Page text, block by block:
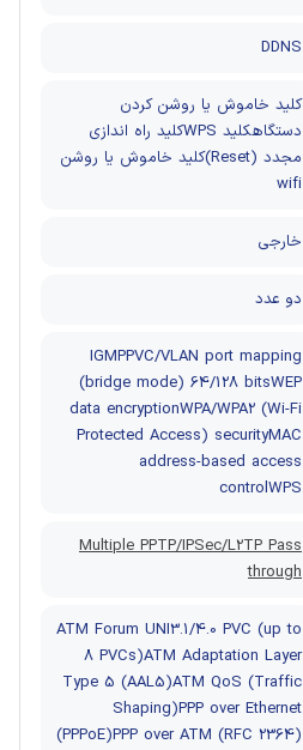
DDNS
کلید خاموش یا روشن کردن
دستگاهکلید WPSکلید راه‌ اندازی
مجدد (Reset)کلید خاموش یا روشن
wifi
خارجی
دو عدد
IGMPPVC/VLAN port mapping
(bridge mode) 64/128 bitsWEP
data encryptionWPA/WPA2 (Wi-Fi
Protected Access) securityMAC
address-based access
controlWPS
Multiple PPTP/IPSec/L2TP Pass
through
ATM Forum UNI3.1/4.0 PVC (up to
8 PVCs)ATM Adaptation Layer
Type 5 (AAL5)ATM QoS (Traffic
Shaping)PPP over Ethernet
(PPPoE)PPP over ATM (RFC 2364)